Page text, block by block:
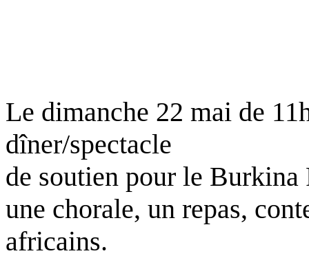
Le dimanche 22 mai de
dîner/spectacle
de soutien pour le Burkina
une chorale, un repas,
africains.